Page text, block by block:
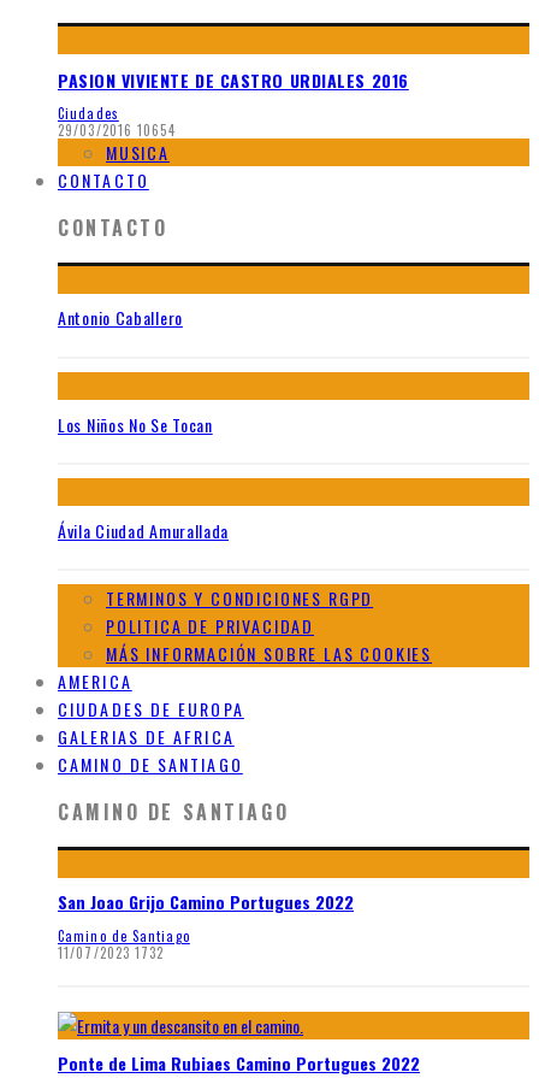
PASION VIVIENTE DE CASTRO URDIALES 2016
Ciudades
29/03/2016 10654
MUSICA
CONTACTO
CONTACTO
Antonio Caballero
Los Niños No Se Tocan
Ávila Ciudad Amurallada
TERMINOS Y CONDICIONES RGPD
POLITICA DE PRIVACIDAD
MÁS INFORMACIÓN SOBRE LAS COOKIES
AMERICA
CIUDADES DE EUROPA
GALERIAS DE AFRICA
CAMINO DE SANTIAGO
CAMINO DE SANTIAGO
San Joao Grijo Camino Portugues 2022
Camino de Santiago
11/07/2023 1732
Ponte de Lima Rubiaes Camino Portugues 2022